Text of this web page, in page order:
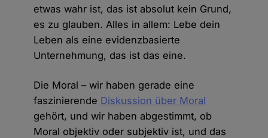
etwas wahr ist, das ist absolut kein Grund,
es zu glauben. Alles in allem: Lebe dein
Leben als eine evidenzbasierte
Unternehmung, das ist das eine.
Die Moral – wir haben gerade eine
faszinierende Diskussion über Moral
gehört, und wir haben abgestimmt, ob
Moral objektiv oder subjektiv ist, und das